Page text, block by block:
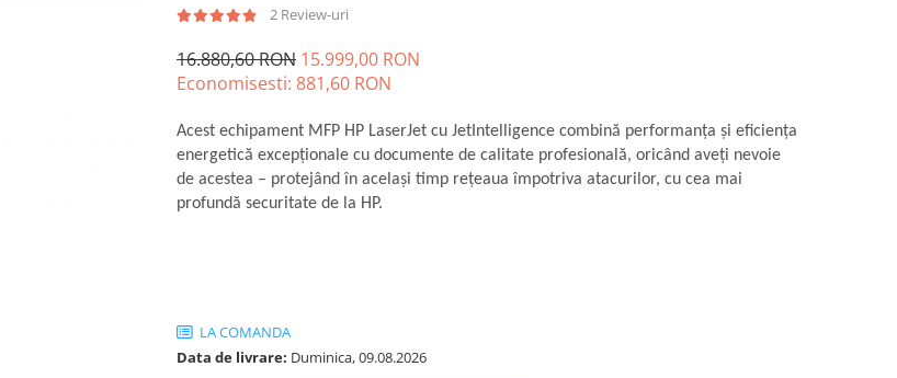
2 Review-uri
16.880,60 RON 15.999,00 RON
Economisesti: 881,60 RON
Acest echipament MFP HP LaserJet cu JetIntelligence combină performanţa şi eficienţa
energetică excepţionale cu documente de calitate profesională, oricând aveţi nevoie
de acestea – protejând în acelaşi timp reţeaua împotriva atacurilor, cu cea mai
profundă securitate de la HP.
LA COMANDA
Data de livrare: Duminica, 09.08.2026